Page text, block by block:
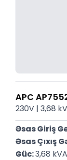
APC
230V | 3,68
Əsas Giriş
Əsas Çıxış
Güc: 3,68 kVA